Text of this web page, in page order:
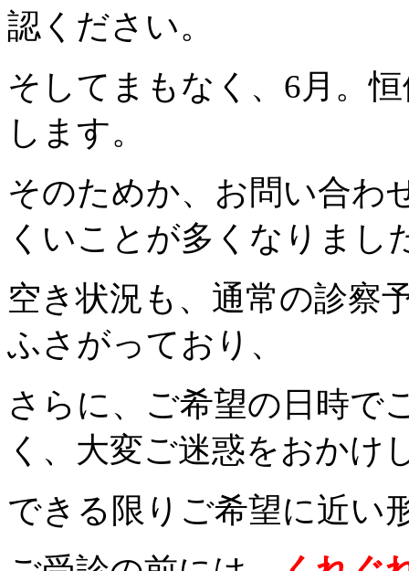
認ください。
そしてまもなく、6月。
します。
そのためか、お問い合わ
くいことが多くなりまし
空き状況も、通常の診察
ふさがっており、
さらに、 ご希望の日時で
く 、 大変ご迷惑をおかけ
できる限りご希望に近い